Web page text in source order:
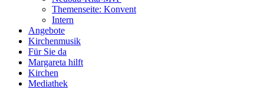
Themenseite: Konvent
Intern
Angebote
Kirchenmusik
Für Sie da
Margareta hilft
Kirchen
Mediathek